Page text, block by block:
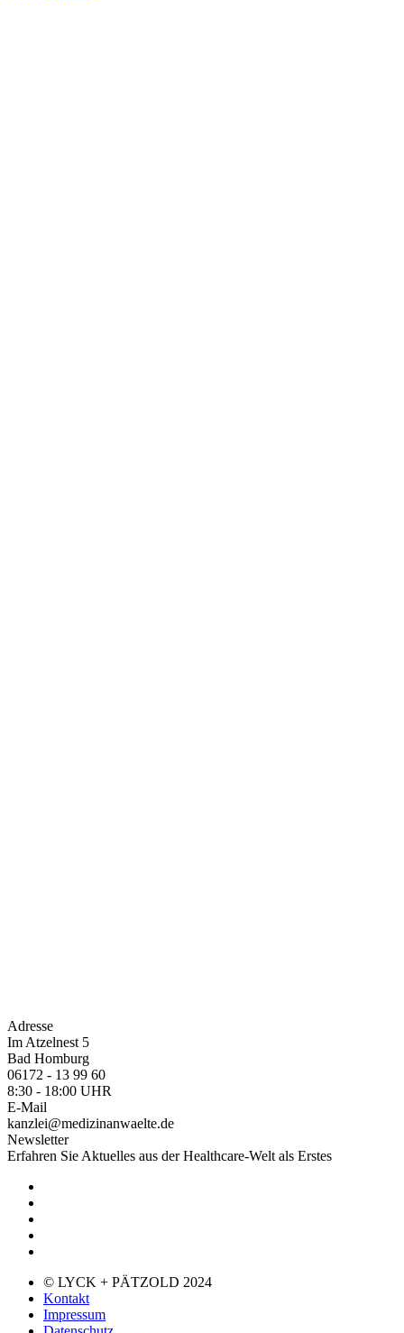
Adresse
Im Atzelnest 5
Bad Homburg
06172 - 13 99 60
8:30 - 18:00 UHR
E-Mail
kanzlei@medizinanwaelte.de
Newsletter
Erfahren Sie Aktuelles aus der Healthcare-Welt als Erstes
© LYCK + PÄTZOLD 2024
Kontakt
Impressum